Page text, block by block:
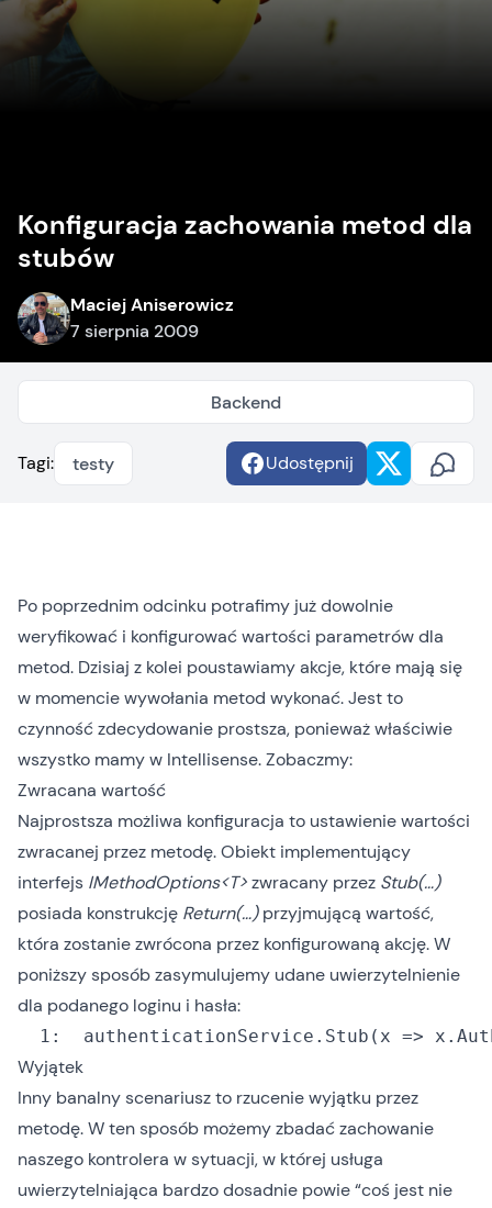
Konfiguracja zachowania metod dla
stubów
Maciej Aniserowicz
7 sierpnia 2009
Backend
Tagi: testy Udostępnij
Po poprzednim odcinku potrafimy już dowolnie
weryfikować i konfigurować wartości parametrów dla
metod. Dzisiaj z kolei poustawiamy akcje, które mają się
w momencie wywołania metod wykonać. Jest to
czynność zdecydowanie prostsza, ponieważ właściwie
wszystko mamy w Intellisense. Zobaczmy:
Zwracana wartość
Najprostsza możliwa konfiguracja to ustawienie wartości
zwracanej przez metodę. Obiekt implementujący
interfejs IMethodOptions<T>zwracany przez Stub(…)
posiada konstrukcję Return(…)przyjmującą wartość,
która zostanie zwrócona przez konfigurowaną akcję. W
poniższy sposób zasymulujemy udane uwierzytelnienie
dla podanego loginu i hasła:
  1:
authenticationService.Stub(x =>
Wyjątek
Inny banalny scenariusz to rzucenie wyjątku przez
metodę. W ten sposób możemy zbadać zachowanie
naszego kontrolera w sytuacji, w której usługa
uwierzytelniająca bardzo dosadnie powie “coś jest nie